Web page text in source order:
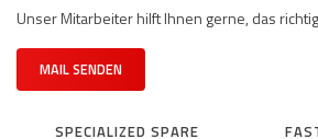
Unser Mitarbeiter hilft Ihnen gerne, das
MAIL SENDEN
SPECIALIZED SPARE